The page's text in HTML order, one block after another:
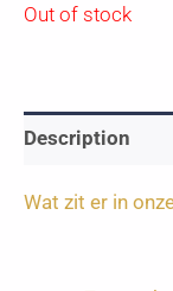
Out of stock
Description
Wat zit er in